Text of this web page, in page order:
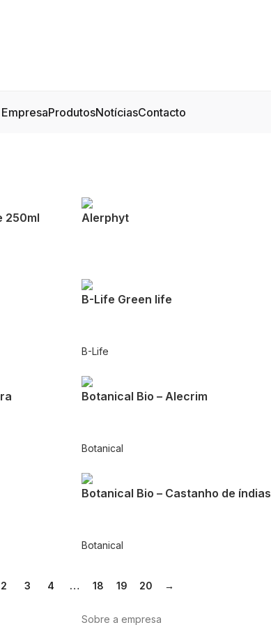
EmpresaProdutosNotíciasContacto
250ml Alerphyt
B-Life Green life
B-Life
Botanical Bio – Alecrim
Botanical
Botanical Bio – Castanho de índias
Botanical
2 3 4 … 18 19 20 →
Sobre a empresa